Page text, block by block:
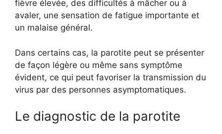
fièvre élevée, des difficultés à mâcher ou à
avaler, une sensation de fatigue importante et
un malaise général.
Dans certains cas, la parotite peut se présenter
de façon légère ou même sans symptôme
évident, ce qui peut favoriser la transmission du
virus par des personnes asymptomatiques.
Le diagnostic de la parotite